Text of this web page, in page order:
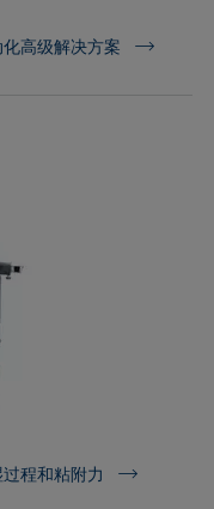
高级解决方案
程和粘附力